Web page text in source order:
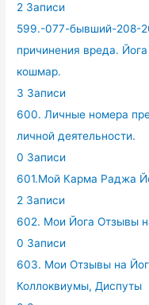
2 Записи
599.-077-бывший-208-
причинения вреда.
кошмар.
3 Записи
600. Личные номера
личной деятельности.
0 Записи
601.Мой Карма Раджа
2 Записи
602. Мои Йога Отзывы
0 Записи
603. Мои Отзывы на
Коллоквиумы, Диспуты